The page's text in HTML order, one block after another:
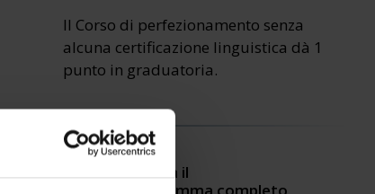
Il Corso di perfezionamento senza
alcuna certificazione linguistica dà 1
punto in graduatoria.
Scarica il